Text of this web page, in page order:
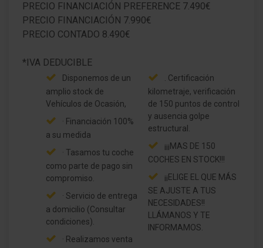
PRECIO FINANCIACIÓN PREFERENCE 7.490€
PRECIO FINANCIACIÓN 7.990€
PRECIO CONTADO 8.490€
Disponemos de un
amplio stock de
Vehículos de Ocasión,
· Financiación 100%
a su medida
· Tasamos tu coche
como parte de pago sin
compromiso.
· Servicio de entrega
a domicilio (Consultar
condiciones).
· Realizamos venta
kilometraje, verificación
de 150 puntos de control
y ausencia golpe
estructural.
¡¡¡MAS DE 150
COCHES EN STOCK!!!
¡¡ELIGE EL QUE MÁS
SE AJUSTE A TUS
NECESIDADES!!
LLÁMANOS Y TE
INFORMAMOS.